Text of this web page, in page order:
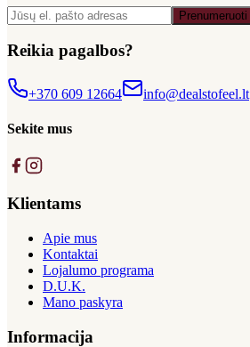
Prenumeruoti
Reikia pagalbos?
+370 609 12664 info@dealstofeel.lt
Sekite mus
Klientams
Apie mus
Kontaktai
Lojalumo programa
D.U.K.
Mano paskyra
Informacija